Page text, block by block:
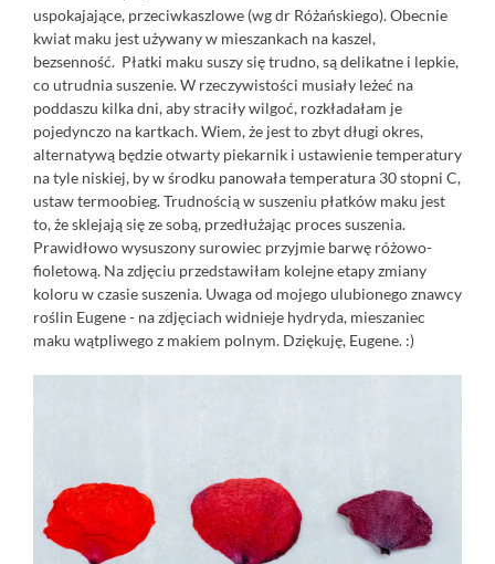
uspokajające, przeciwkaszlowe (wg dr Różańskiego). Obecnie
kwiat maku jest używany w mieszankach na kaszel,
bezsenność. Płatki maku suszy się trudno, są delikatne i lepkie,
co utrudnia suszenie. W rzeczywistości musiały leżeć na
poddaszu kilka dni, aby straciły wilgoć, rozkładałam je
pojedynczo na kartkach. Wiem, że jest to zbyt długi okres,
alternatywą będzie otwarty piekarnik i ustawienie temperatury
na tyle niskiej, by w środku panowała temperatura 30 stopni C,
ustaw termoobieg. Trudnością w suszeniu płatków maku jest
to, że sklejają się ze sobą, przedłużając proces suszenia.
Prawidłowo wysuszony surowiec przyjmie barwę różowo-
fioletową. Na zdjęciu przedstawiłam kolejne etapy zmiany
koloru w czasie suszenia. Uwaga od mojego ulubionego znawcy
roślin Eugene - na zdjęciach widnieje hydryda, mieszaniec
maku wątpliwego z makiem polnym. Dziękuję, Eugene. :)